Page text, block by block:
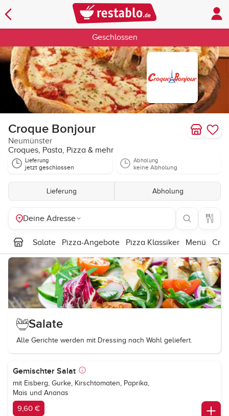
Geschlossen
Croque Bonjour
Neumünster
Croques, Pasta, Pizza & mehr
Lieferung
jetzt geschlossen
Abholung
keine Abholung
Lieferung Abholung
Deine Adresse
Salate Pizza-Angebote Pizza Klassiker Menü
Salate
Alle Gerichte werden mit Dressing nach Wahl geliefert.
Gemischter Salat
mit Eisberg, Gurke, Kirschtomaten, Paprika,
Mais und Ananas
9,60 €